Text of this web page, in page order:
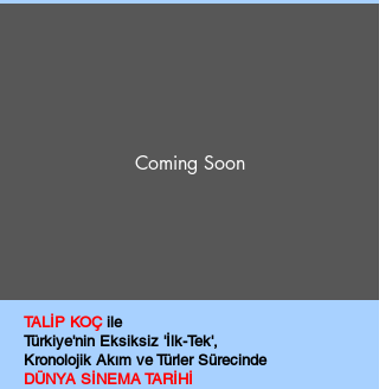
Coming Soon
TALİP KOÇile
Türkiye'nin Eksiksiz 'İlk-Tek',
Kronolojik Akım ve Türler Sürecinde
DÜNYA SİNEMA TARİHİ